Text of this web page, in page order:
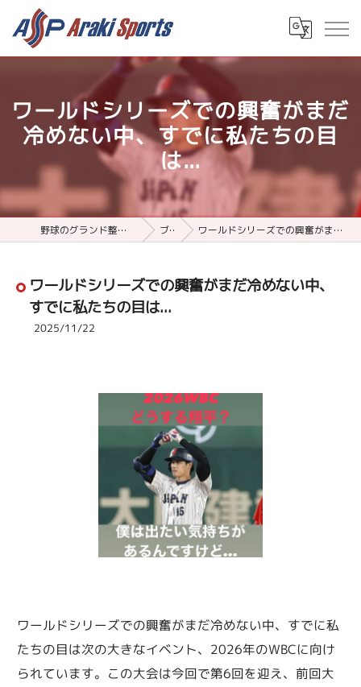
ワールドシリーズでの興奮がまだ
冷めない中、すでに私たちの目
は...
野球のグランド整備用品ならアラキスポーツ ブログ ワールドシリーズでの興奮がまだ冷めない中、すでに私たちの目は...
ワールドシリーズでの興奮がまだ冷めない中、
すでに私たちの目は...
2025/11/22
ワールドシリーズでの興奮がまだ冷めない中、すでに私
たちの目は次の大きなイベント、2026年のWBCに向け
られています。この大会は今回で第6回を迎え、前回大